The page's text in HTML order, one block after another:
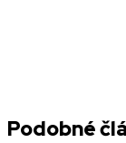
Podobné